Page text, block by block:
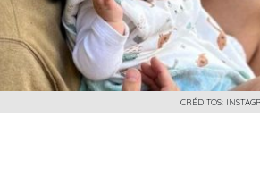
CRÉDITOS: